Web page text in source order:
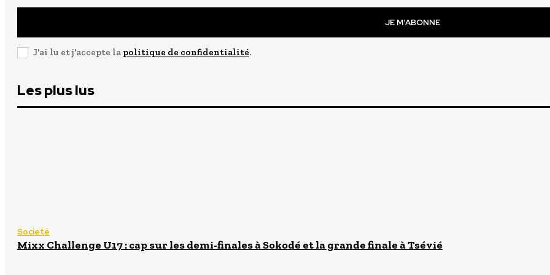
JE M'ABONNE
J'ai lu et j'accepte la politique de confidentialité.
Les plus lus
Societé
Mixx Challenge U17 : cap sur les demi-finales à Sokodé et la grande finale à Tsévié